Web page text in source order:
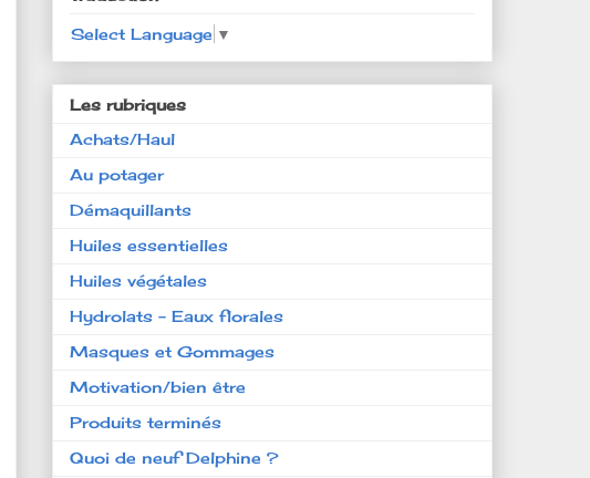
Select Language ▼
Les rubriques
Achats/Haul
Au potager
Démaquillants
Huiles essentielles
Huiles végétales
Hydrolats - Eaux florales
Masques et Gommages
Motivation/bien être
Produits terminés
Quoi de neuf Delphine ?